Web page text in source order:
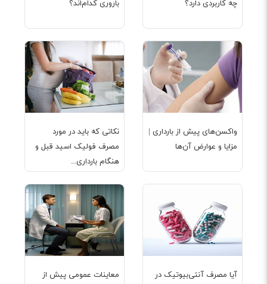
باروری کدام‌اند؟ چه کاربردی دارد؟
نکاتی که باید در مورد
مصرف فولیک اسید قبل و
هنگام بارداری...
واکسن‌های پیش از بارداری |
مزایا و عوارض آن‌ها
معاینات عمومی پیش از
آیا مصرف آنتی‌بیوتیک در